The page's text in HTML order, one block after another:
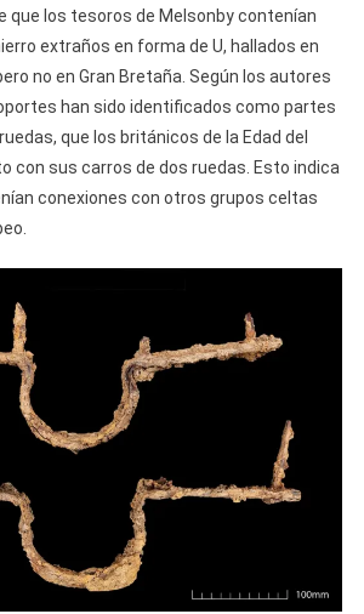
que los tesoros de Melsonby contenían
extraños en forma de U, hallados en
no en Gran Bretaña. Según los autores
han sido identificados como partes
que los británicos de la Edad del
con sus carros de dos ruedas. Esto indica
conexiones con otros grupos celtas